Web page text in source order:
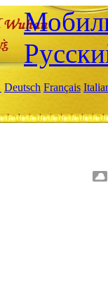
Deutsch Français